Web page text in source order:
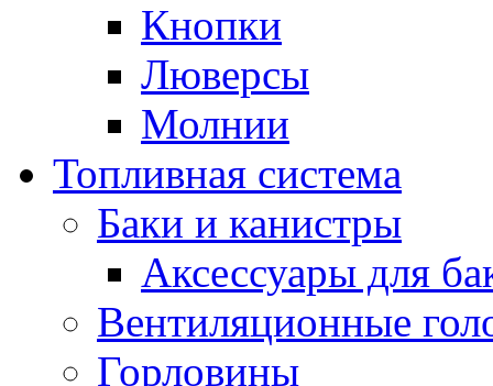
Кнопки
Люверсы
Молнии
Топливная система
Баки и канистры
Аксессуары для
Вентиляционные
Горловины